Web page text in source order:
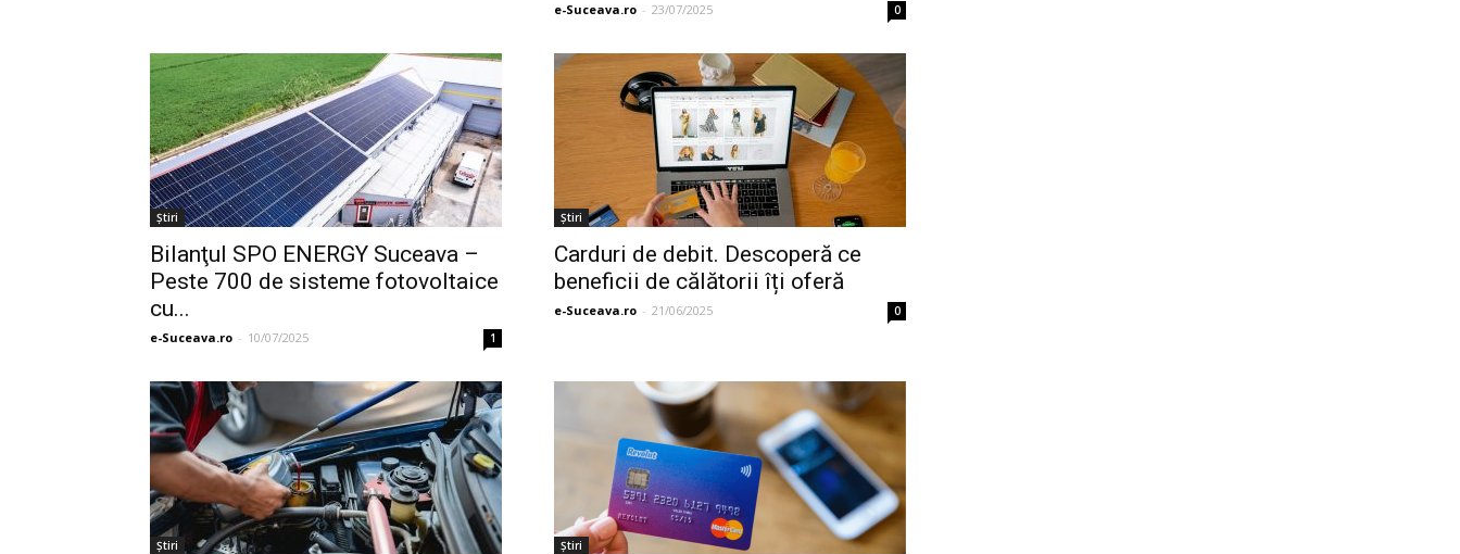
e-Suceava.ro - 23/07/2025 0
Ştiri
Bilanţul SPO ENERGY Suceava –
Peste 700 de sisteme fotovoltaice
cu...
e-Suceava.ro - 10/07/2025 1
Ştiri
Carduri de debit. Descoperă ce
beneficii de călătorii îți oferă
e-Suceava.ro - 21/06/2025 0
Ştiri Ştiri